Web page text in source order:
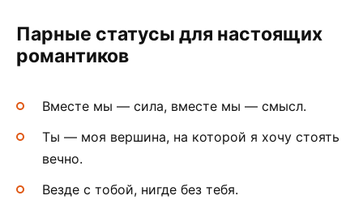
Парные статусы для настоящих
романтиков
Вместе мы — сила, вместе мы — смысл.
Ты — моя вершина, на которой я хочу стоять
вечно.
Везде с тобой, нигде без тебя.